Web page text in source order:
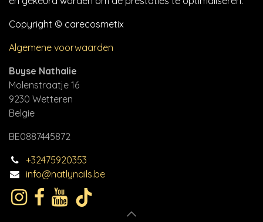
Copyright © carecosmetix
Algemene voorwaarden
Buyse Nathalie
Molenstraatje 16
9230 Wetteren
Belgie
BE0887445872
+32475920353
info@natlynails.be